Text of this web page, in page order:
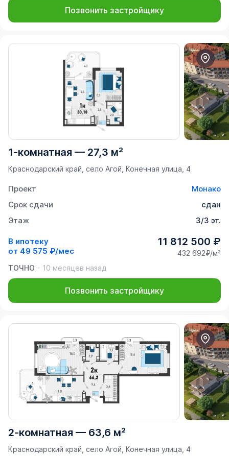
Позвонить застройщику
1-комнатная — 27,3 м²
Краснодарский край, село Агой, Конечная улица, 4
Проект
Монако
Срок сдачи
сдан
Этаж
3/3 эт.
В ипотеку
от 49 575 ₽/мес
11 812 500 ₽
432 692₽/м²
ТОЧНО
10 месяцев назад
Позвонить застройщику
2-комнатная — 63,6 м²
Краснодарский край, село Агой, Конечная улица, 4